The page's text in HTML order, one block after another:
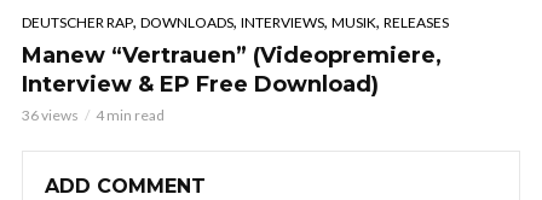
DEUTSCHER RAP, DOWNLOADS, INTERVIEWS, MUSIK, RELEASES
Manew “Vertrauen” (Videopremiere,
Interview & EP Free Download)
36 views 4 min read
ADD COMMENT